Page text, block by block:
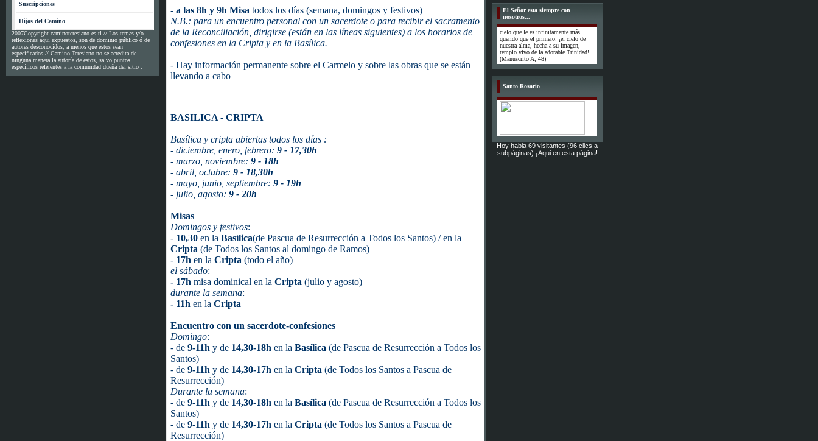
Suscripciones
Hijos del Camino
2007Copyright caminoteresiano.es.tl // Los temas y/o
reflexiones aqui expuestos, son de dominio público ó de
autores desconocidos, a menos que estos sean
especificados.// Camino Teresiano no se acredita de
ninguna manera la autoría de estos, salvo puntos
específicos referentes a la comunidad dueña del sitio .
- a las 8h y 9h Misa todos los días (semana, domingos y festivos)
N.B.: para un encuentro personal con un sacerdote o para recibir el sacramento
de la Reconciliación, dirigirse (están en las líneas siguientes) a los horarios de
confesiones en la Cripta y en la Basílica.
- Hay información permanente sobre el Carmelo y sobre las obras que se están
llevando a cabo
BASILICA - CRIPTA
Basílica y cripta abiertas todos los días :
- diciembre, enero, febrero: 9 - 17,30h
- marzo, noviembre: 9 - 18h
- abril, octubre: 9 - 18,30h
- mayo, junio, septiembre: 9 - 19h
- julio, agosto: 9 - 20h
Misas
Domingos y festivos:
- 10,30 en la Basílica(de Pascua de Resurrección a Todos los Santos) / en la
Cripta (de Todos los Santos al domingo de Ramos)
- 17h en la Cripta (todo el año)
el sábado:
- 17h misa dominical en la Cripta (julio y agosto)
durante la semana:
- 11h en la Cripta
Encuentro con un sacerdote-confesiones
Domingo:
- de 9-11h y de 14,30-18h en la Basílica (de Pascua de Resurrección a Todos los
Santos)
- de 9-11h y de 14,30-17h en la Cripta (de Todos los Santos a Pascua de
Resurrección)
Durante la semana:
- de 9-11h y de 14,30-18h en la Basílica (de Pascua de Resurrección a Todos los
Santos)
- de 9-11h y de 14,30-17h en la Cripta (de Todos los Santos a Pascua de
Resurrección)
El Señor esta siempre con
nosotros...
cielo que le es infinitamente más
querido que el primero: ¡el cielo de
nuestra alma, hecha a su imagen,
templo vivo de la adorable Trinidad!...
(Manuscrito A, 48)
Santo Rosario
Hoy habia 69 visitantes (96 clics a
subpáginas) ¡Aqui en esta página!